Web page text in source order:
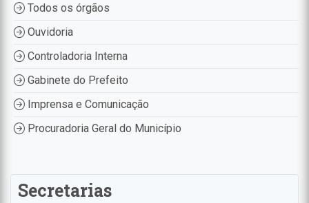
Todos os órgãos
Ouvidoria
Controladoria Interna
Gabinete do Prefeito
Imprensa e Comunicação
Procuradoria Geral do Município
Secretarias